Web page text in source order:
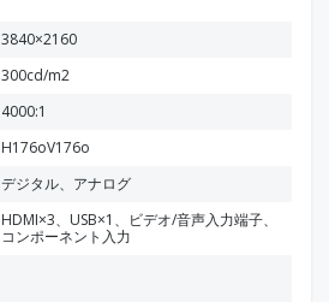
3840×2160
300cd/m2
4000:1
H176oV176o
デジタル、アナログ
HDMI×3、USB×1、ビデオ/音声入力端子、
コンポーネント入力